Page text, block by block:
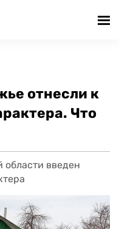
отнесли к
Что
области введен